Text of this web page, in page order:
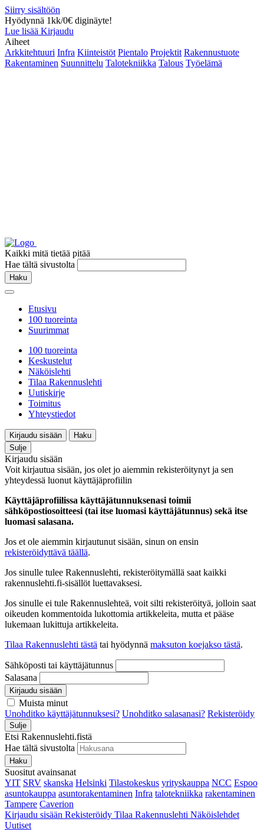
Siirry sisältöön
Hyödynnä 1kk/0€ diginäyte!
Lue lisää Kirjaudu
Aiheet
Arkkitehtuuri Infra Kiinteistöt Pientalo Projektit Rakennustuote
Rakentaminen Suunnittelu Talotekniikka Talous Työelämä
Kaikki mitä tietää pitää
Hae tältä sivustolta
Haku
Etusivu
100 tuoreinta
Suurimmat
100 tuoreinta
Keskustelut
Näköislehti
Tilaa Rakennuslehti
Uutiskirje
Toimitus
Yhteystiedot
Kirjaudu sisään
Haku
Sulje
Kirjaudu sisään
Voit kirjautua sisään, jos olet jo aiemmin rekisteröitynyt ja sen
yhteydessä luonut käyttäjäprofiilin
Käyttäjäprofiilissa käyttäjätunnuksenasi toimii
sähköpostiosoitteesi (tai itse luomasi käyttäjätunnus) sekä itse
luomasi salasana.
Jos et ole aiemmin kirjautunut sisään, sinun on ensin
rekisteröidyttävä täällä.
Jos sinulle tulee Rakennuslehti, rekisteröitymällä saat kaikki
rakennuslehti.fi-sisällöt luettavaksesi.
Jos sinulle ei tule Rakennuslehteä, voit silti rekisteröityä, jolloin saat
oikeuden kommentoida lukottomia artikkeleita, mutta et pääse
lukemaan lukittuja artikkeleita.
Tilaa Rakennuslehti tästä tai hyödynnä maksuton koejakso tästä.
Sähköposti tai käyttäjätunnus
Salasana
Kirjaudu sisään
Muista minut
Unohditko käyttäjätunnuksesi? Unohditko salasanasi? Rekisteröidy
Sulje
Etsi Rakennuslehti.fistä
Hae tältä sivustolta
Haku
Suositut avainsanat
YIT SRV skanska Helsinki Tilastokeskus yrityskauppa NCC Espoo
asuntokauppa asuntorakentaminen Infra talotekniikka rakentaminen
Tampere Caverion
Kirjaudu sisään Rekisteröidy Tilaa Rakennuslehti Näköislehdet
Uutiset